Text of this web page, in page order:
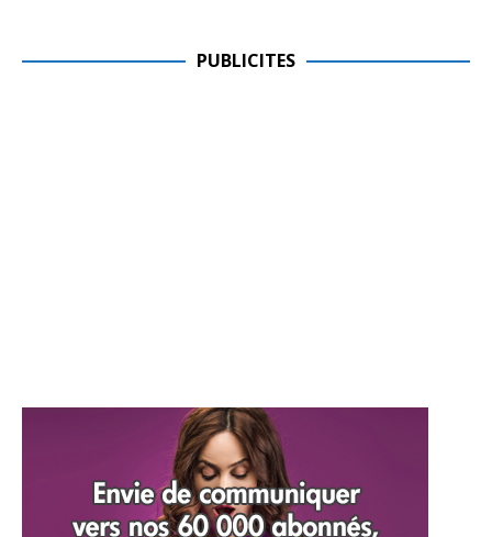
PUBLICITES